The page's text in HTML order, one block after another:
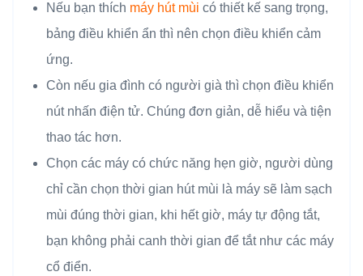
Nếu bạn thích máy hút mùi có thiết kế sang trọng,
bảng điều khiển ẩn thì nên chọn điều khiển cảm
ứng.
Còn nếu gia đình có người già thì chọn điều khiển
nút nhấn điện tử. Chúng đơn giản, dễ hiểu và tiện
thao tác hơn.
Chọn các máy có chức năng hẹn giờ, người dùng
chỉ cần chọn thời gian hút mùi là máy sẽ làm sạch
mùi đúng thời gian, khi hết giờ, máy tự động tắt,
bạn không phải canh thời gian để tắt như các máy
cổ điển.